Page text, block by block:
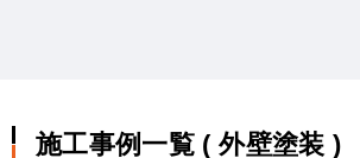
施工事例一覧 ( 外壁塗装 )